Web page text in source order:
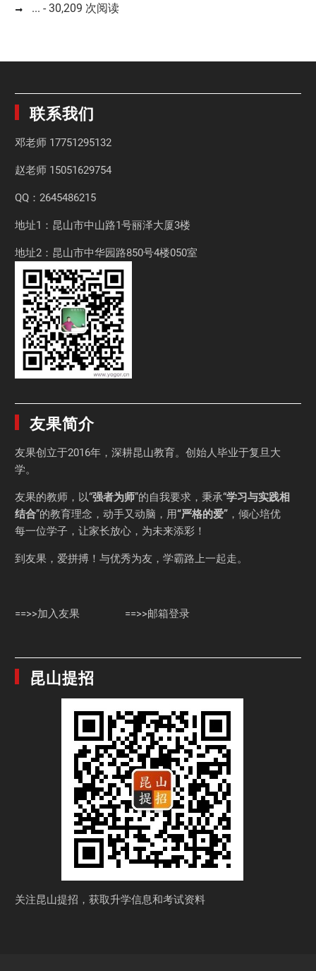
... - 30,209 次阅读
联系我们
邓老师 17751295132
赵老师 15051629754
QQ：2645486215
地址1：昆山市中山路1号丽泽大厦3楼
地址2：昆山市中华园路850号4楼050室
友果简介
友果创立于2016年，深耕昆山教育。创始人毕业于复旦大
学。
友果的教师，以“强者为师”的自我要求，秉承“学习与实践相
结合”的教育理念，动手又动脑，用“严格的爱” ，倾心培优
每一位学子，让家长放心，为未来添彩！
到友果，爱拼搏！与优秀为友，学霸路上一起走。
==>>加入友果 ==>>邮箱登录
昆山提招
关注昆山提招，获取升学信息和考试资料